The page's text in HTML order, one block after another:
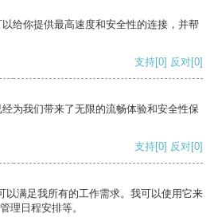
给你提供最高速度和安全性的连接，并帮
支持[0] 反对[0]
为我们带来了无限的流畅体验和安全性保
支持[0] 反对[0]
以满足我所有的工作需求。我可以使用它来
理日程安排等。